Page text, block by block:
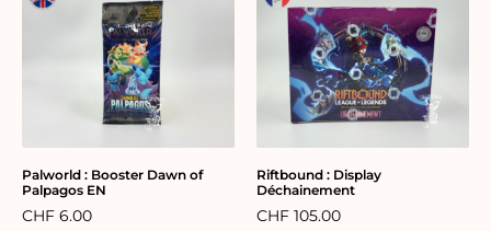
Palworld : Booster Dawn of
Palpagos EN
CHF 6.00
Riftbound : Display
Déchainement
CHF 105.00